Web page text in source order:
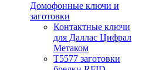
Домофонные ключи и
заготовки
Контактные ключи
для Даллас Цифрал
Метаком
T5577 заготовки